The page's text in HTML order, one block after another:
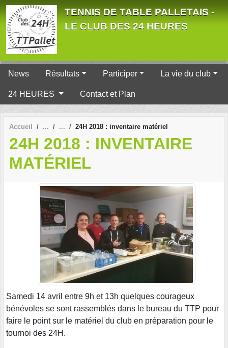
TENNIS DE TABLE PALLETAIS -
LE CLUB DES 24 HEURES
News Résultats Participer La vie du club
24 HEURES Contact et Plan
Accueil 24H 2018 : inventaire matériel
24H 2018 : INVENTAIRE
MATÉRIEL
Samedi 14 avril entre 9h et 13h quelques courageux
bénévoles se sont rassemblés dans le bureau du TTP pour
faire le point sur le matériel du club en préparation pour le
tournoi des 24H.
Panneau de gestion des cookies